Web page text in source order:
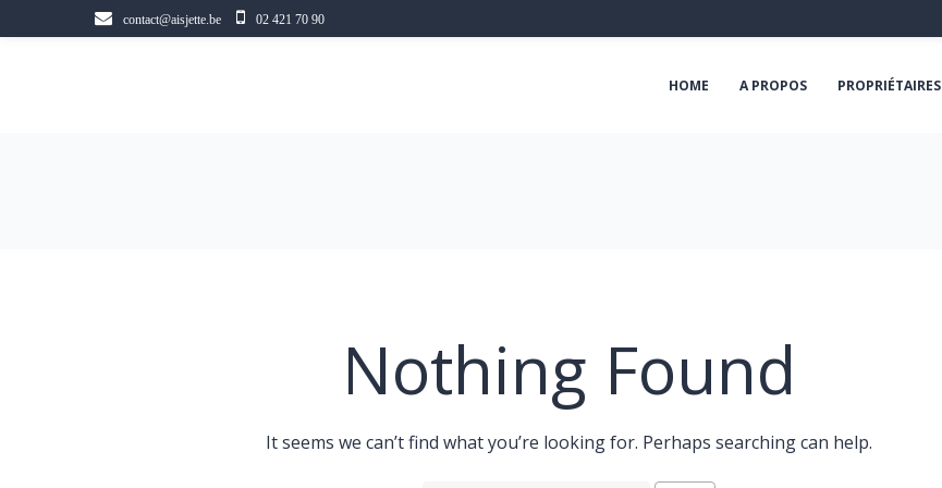
to
contact@aisjette.be 02 421 70 90
HOME A PROPOS PROPRIÉTAIRES
Nothing Found
It seems we can’t find what you’re looking for. Perhaps searching can help.